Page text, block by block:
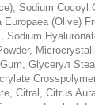
Sodium Cocoyl
Europaea (Olive)
Sodium
Glyceryл
Citral, Citrus